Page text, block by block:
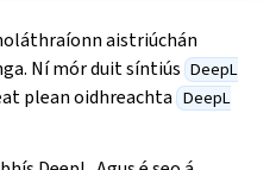
aistriúchán
Ní mór duit síntiús DeepL
plean oidhreachta DeepL